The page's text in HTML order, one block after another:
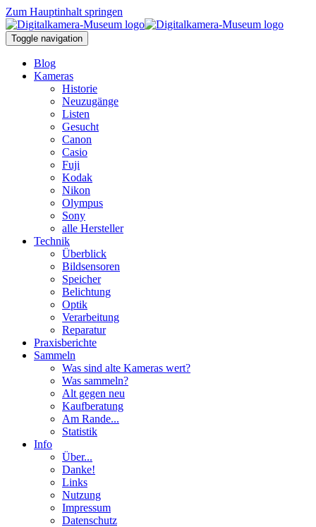
Zum Hauptinhalt springen
Toggle navigation
Blog
Kameras
Historie
Neuzugänge
Listen
Gesucht
Canon
Casio
Fuji
Kodak
Nikon
Olympus
Sony
alle Hersteller
Technik
Überblick
Bildsensoren
Speicher
Belichtung
Optik
Verarbeitung
Reparatur
Praxisberichte
Sammeln
Was sind alte Kameras wert?
Was sammeln?
Alt gegen neu
Kaufberatung
Am Rande...
Statistik
Info
Über...
Danke!
Links
Nutzung
Impressum
Datenschutz